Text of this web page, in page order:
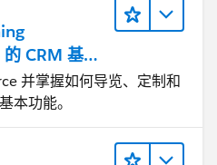
CRM 基础
并掌握如何导览、定制和
本功能。